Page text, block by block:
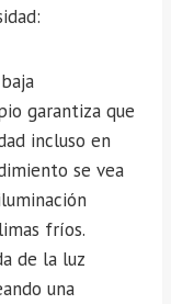
garantiza que
incluso en
se vea
fríos.
de la luz
una